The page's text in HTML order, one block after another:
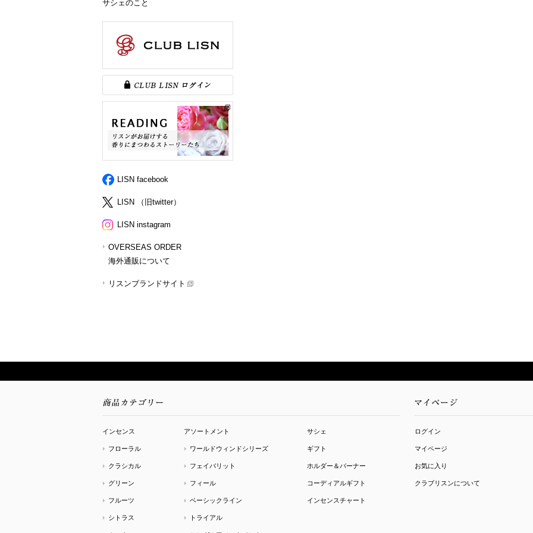
サシェのこと
LISN facebook
LISN （旧twitter）
LISN instagram
OVERSEAS ORDER
海外通販について
リスンブランドサイト
インセンス
フローラル
クラシカル
グリーン
フルーツ
シトラス
アソートメント
ワールドウィンドシリーズ
フェイバリット
フィール
ベーシックライン
トライアル
サシェ
ギフト
ホルダー＆バーナー
コーディアルギフト
インセンスチャート
ログイン
マイページ
お気に入り
クラブリスンについて